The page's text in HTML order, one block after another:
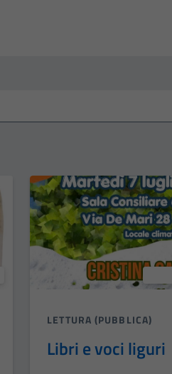
LETTURA (PUBBLICA)
Libri e voci liguri